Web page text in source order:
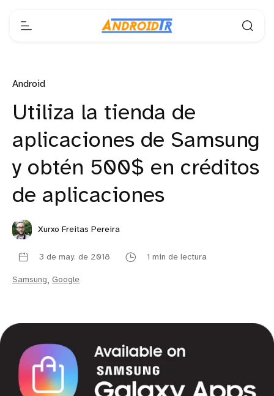
Android
Utiliza la tienda de
aplicaciones de Samsung
y obtén 500$ en créditos
de aplicaciones
Xurxo Freitas Pereira
3 de may. de 2018 1 min de lectura
Samsung, Google